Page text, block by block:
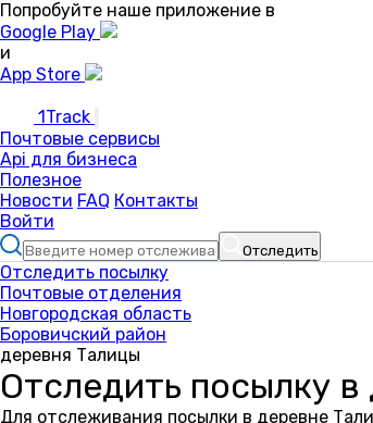
Попробуйте наше приложение в
Google Play
и
App Store
1Track
Почтовые сервисы
Api для бизнеса
Полезное
Новости FAQ Контакты
Войти
Отследить
Отследить посылку
Почтовые отделения
Новгородская область
Боровичский район
деревня Талицы
Отследить посылку
Для отслеживания посылки в деревне